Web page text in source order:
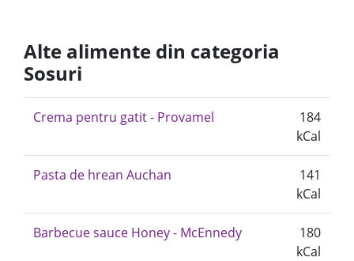
Alte alimente din categoria
Sosuri
Crema pentru gatit - Provamel
184
kCal
Pasta de hrean Auchan
141
kCal
Barbecue sauce Honey - McEnnedy
180
kCal